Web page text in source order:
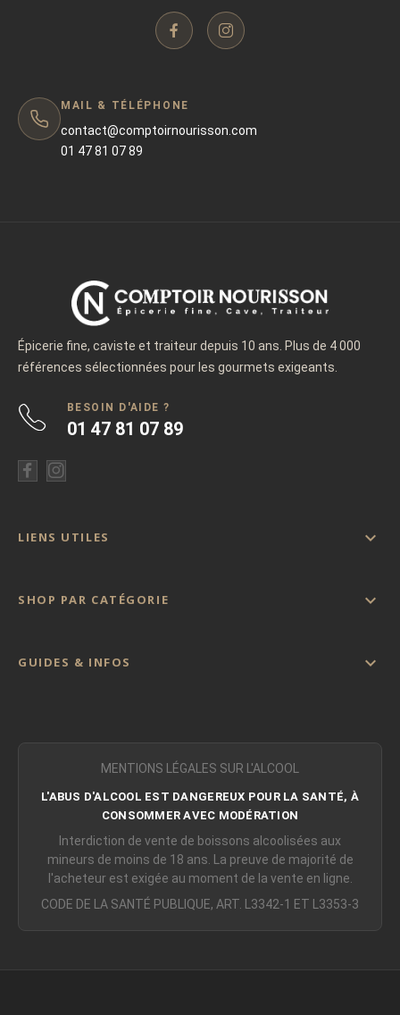
MAIL & TÉLÉPHONE
contact@comptoirnourisson.com
01 47 81 07 89
Épicerie fine, caviste et traiteur depuis 10 ans. Plus de 4 000
références sélectionnées pour les gourmets exigeants.
BESOIN D'AIDE ?
01 47 81 07 89
LIENS UTILES 
SHOP PAR CATÉGORIE 
GUIDES & INFOS 
MENTIONS LÉGALES SUR L'ALCOOL
L'ABUS D'ALCOOL EST DANGEREUX POUR LA SANTÉ, À
CONSOMMER AVEC MODÉRATION
Interdiction de vente de boissons alcoolisées aux
mineurs de moins de 18 ans. La preuve de majorité de
l'acheteur est exigée au moment de la vente en ligne.
CODE DE LA SANTÉ PUBLIQUE, ART. L3342-1 ET L3353-3